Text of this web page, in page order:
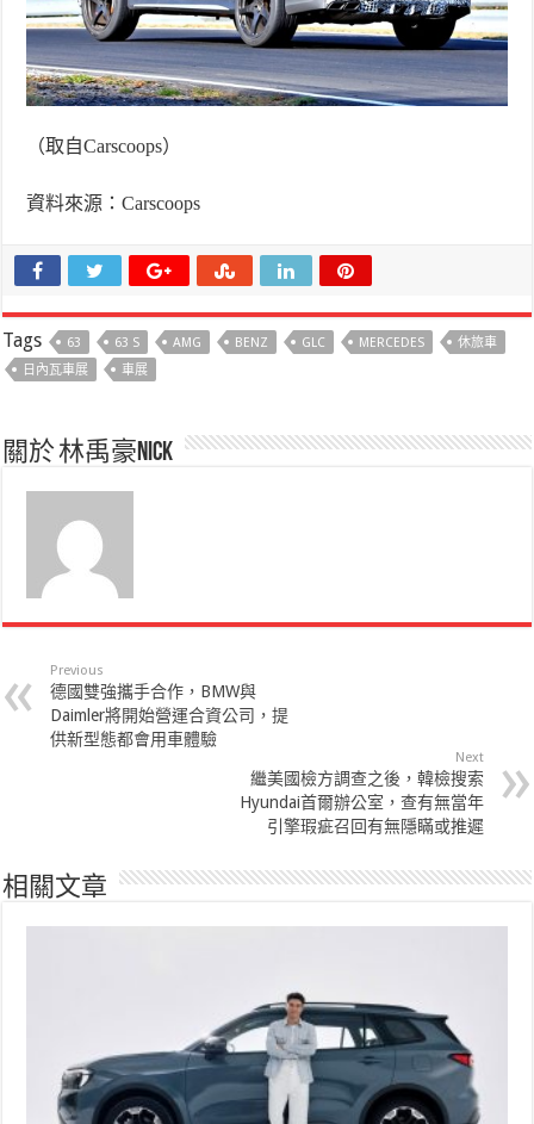
（取自Carscoops）
資料來源：Carscoops
Tags 63 63 S AMG BENZ GLC MERCEDES
休旅車
日內瓦車展
車展
關於 林禹豪Nick
Previous
德國雙強攜手合作，BMW與
Daimler將開始營運合資公司，提
供新型態都會用車體驗
Next
繼美國檢方調查之後，韓檢搜索
Hyundai首爾辦公室，查有無當年
引擎瑕疵召回有無隱瞞或推遲
相關文章